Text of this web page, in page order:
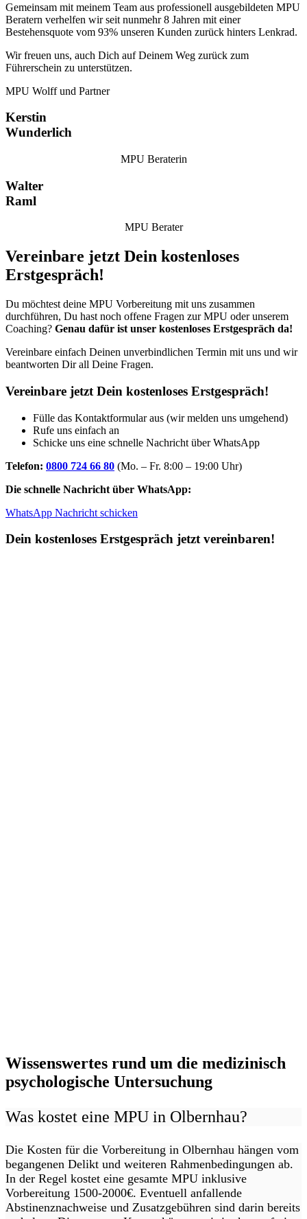
Gemeinsam mit meinem Team aus professionell ausgebildeten MPU
Beratern verhelfen wir seit nunmehr 8 Jahren mit einer
Bestehensquote vom 93% unseren Kunden zurück hinters Lenkrad.
Wir freuen uns, auch Dich auf Deinem Weg zurück zum
Führerschein zu unterstützen.
MPU Wolff und Partner
Kerstin
Wunderlich
MPU Beraterin
Walter
Raml
MPU Berater
Vereinbare jetzt Dein kostenloses
Erstgespräch!
Du möchtest deine MPU Vorbereitung mit uns zusammen
durchführen, Du hast noch offene Fragen zur MPU oder unserem
Coaching? Genau dafür ist unser kostenloses Erstgespräch da!
Vereinbare einfach Deinen unverbindlichen Termin mit uns und wir
beantworten Dir all Deine Fragen.
Vereinbare jetzt Dein kostenloses Erstgespräch!
Fülle das Kontaktformular aus (wir melden uns umgehend)
Rufe uns einfach an
Schicke uns eine schnelle Nachricht über WhatsApp
Telefon: 0800 724 66 80 (Mo. – Fr. 8:00 – 19:00 Uhr)
Die schnelle Nachricht über WhatsApp:
WhatsApp Nachricht schicken
Dein kostenloses Erstgespräch jetzt vereinbaren!
Wissenswertes rund um die medizinisch
psychologische Untersuchung
Was kostet eine MPU in Olbernhau?
Die Kosten für die Vorbereitung in Olbernhau hängen vom
begangenen Delikt und weiteren Rahmenbedingungen ab.
In der Regel kostet eine gesamte MPU inklusive
Vorbereitung 1500-2000€. Eventuell anfallende
Abstinenznachweise und Zusatzgebühren sind darin bereits